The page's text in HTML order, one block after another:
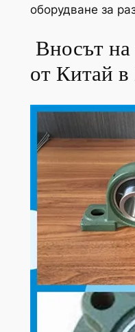
оборудване за
Вносът
от Китай в